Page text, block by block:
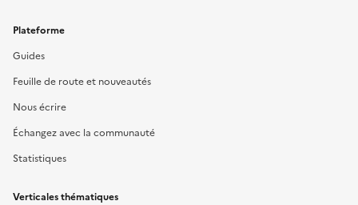
Plateforme
Guides
Feuille de route et nouveautés
Nous écrire
Échangez avec la communauté
Statistiques
Verticales thématiques